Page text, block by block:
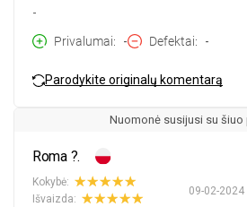
-
Privalumai
- Defektai -
Parodykite originalų komentarą
Nuomonė susijusi su šiuo
Roma ?.
09-02-2024
Kokybė:
Išvaizda: